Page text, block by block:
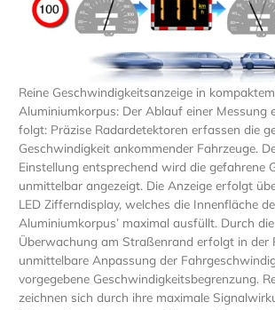
Reine Geschwindigkeitsanzeige in kompaktem
Aluminiumkorpus: Der Ablauf einer Messung
folgt: Präzise Radardetektoren erfassen die
Geschwindigkeit ankommender Fahrzeuge.
Einstellung entsprechend wird die gefahrene
unmittelbar angezeigt. Die Anzeige erfolgt
LED Zifferndisplay, welches die Innenfläche
Aluminiumkorpus’ maximal ausfüllt. Durch
Überwachung am Straßenrand erfolgt in der
unmittelbare Anpassung der
vorgegebene Geschwindigkeitsbegrenzung.
zeichnen sich durch ihre maximale